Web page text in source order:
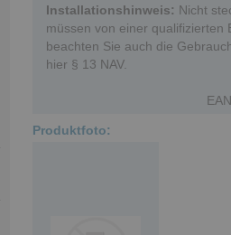
Installationshinweis: Nicht
müssen von einer qualifizierten
beachten Sie auch die
hier § 13 NAV.
Produktfoto: